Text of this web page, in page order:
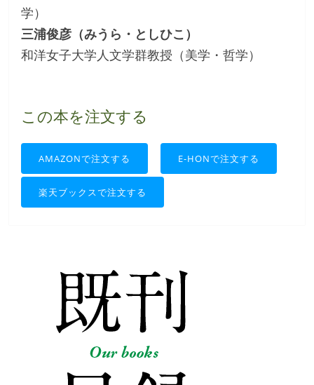
学）
三浦俊彦（みうら・としひこ）
和洋女子大学人文学群教授（美学・哲学）
この本を注文する
AMAZONで注文する E-HONで注文する
楽天ブックスで注文する